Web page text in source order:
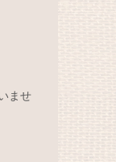
ませ